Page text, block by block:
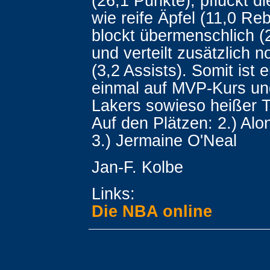
wie reife Äpfel (11,0
blockt übermenschlich
und verteilt zusätzlich
(3,2 Assists). Somit ist
einmal auf MVP-Kurs
Lakers sowieso heißer
Auf den Plätzen: 2.)
3.) Jermaine O'Neal
Jan-F. Kolbe
Links:
Die NBA online